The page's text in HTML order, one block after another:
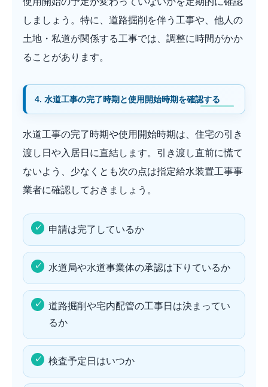
しましょう。特に、道路掘削を伴う工事や、他人の
土地・私道が関係する工事では、調整に時間がかか
ることがあります。
4. 水道工事の完了時期と使用開始時期を確認する
水道工事の完了時期や使用開始時期は、住宅の引き
渡し日や入居日に直結します。引き渡し直前に慌て
ないよう、少なくとも次の点は指定給水装置工事事
業者に確認しておきましょう。
申請は完了しているか
水道局や水道事業体の承認は下りているか
道路掘削や宅内配管の工事日は決まってい
るか
検査予定日はいつか